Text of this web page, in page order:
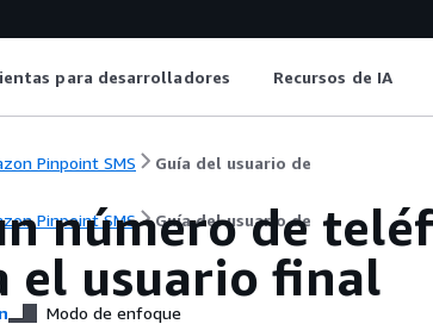
para desarrolladores Recursos de IA
Pinpoint SMS Guía del usuario de
Pinpoint SMS Guía del usuario de
número de
el usuario final
Modo de enfoque